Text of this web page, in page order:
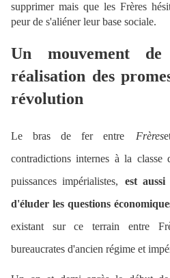
supprimer mais que les Frères
peur de s'aliéner leur base sociale.
Un mouvement
réalisation des
révolution
Le bras de fer entre Frères
contradictions internes à la classe
puissances impérialistes,
est
d'éluder les questions
existant sur ce terrain entre
bureaucrates d'ancien régime et